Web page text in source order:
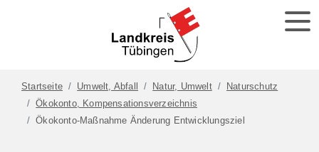
Startseite Umwelt, Abfall Natur, Umwelt
Naturschutz
Ökokonto, Kompensationsverzeichnis
Ökokonto-Maßnahme Änderung Entwicklungsziel